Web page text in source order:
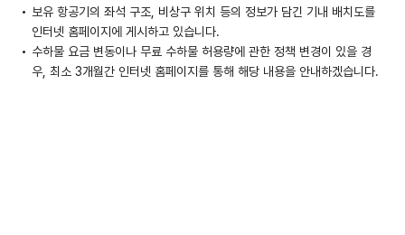
보유 항공기의 좌석 구조, 비상구 위치 등의 정보가 담긴 기내 배치도를
인터넷 홈페이지에 게시하고 있습니다.
수하물 요금 변동이나 무료 수하물 허용량에 관한 정책 변경이 있을 경
우, 최소 3개월간 인터넷 홈페이지를 통해 해당 내용을 안내하겠습니다.